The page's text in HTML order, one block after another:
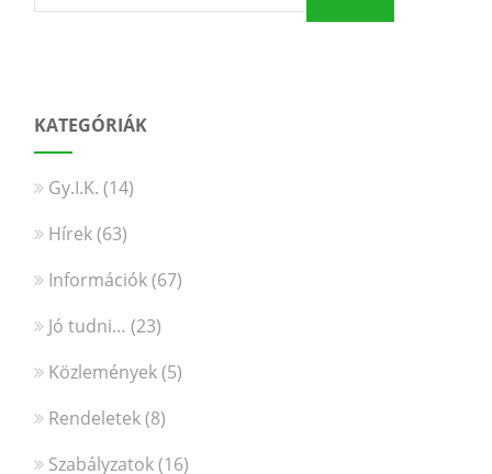
KATEGÓRIÁK
Gy.I.K. (14)
Hírek(63)
Információk(67)
Jó tudni… (23)
Közlemények(5)
Rendeletek(8)
Szabályzatok(16)